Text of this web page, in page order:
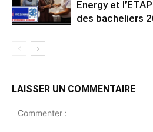
Energy et
des bacheliers
LAISSER UN COMMENTAIRE